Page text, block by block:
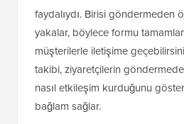
faydalıydı. Birisi göndermeden
yakalar, böylece formu
müşterilerle iletişime
takibi, ziyaretçilerin
nasıl etkileşim kurduğunu
bağlam sağlar.